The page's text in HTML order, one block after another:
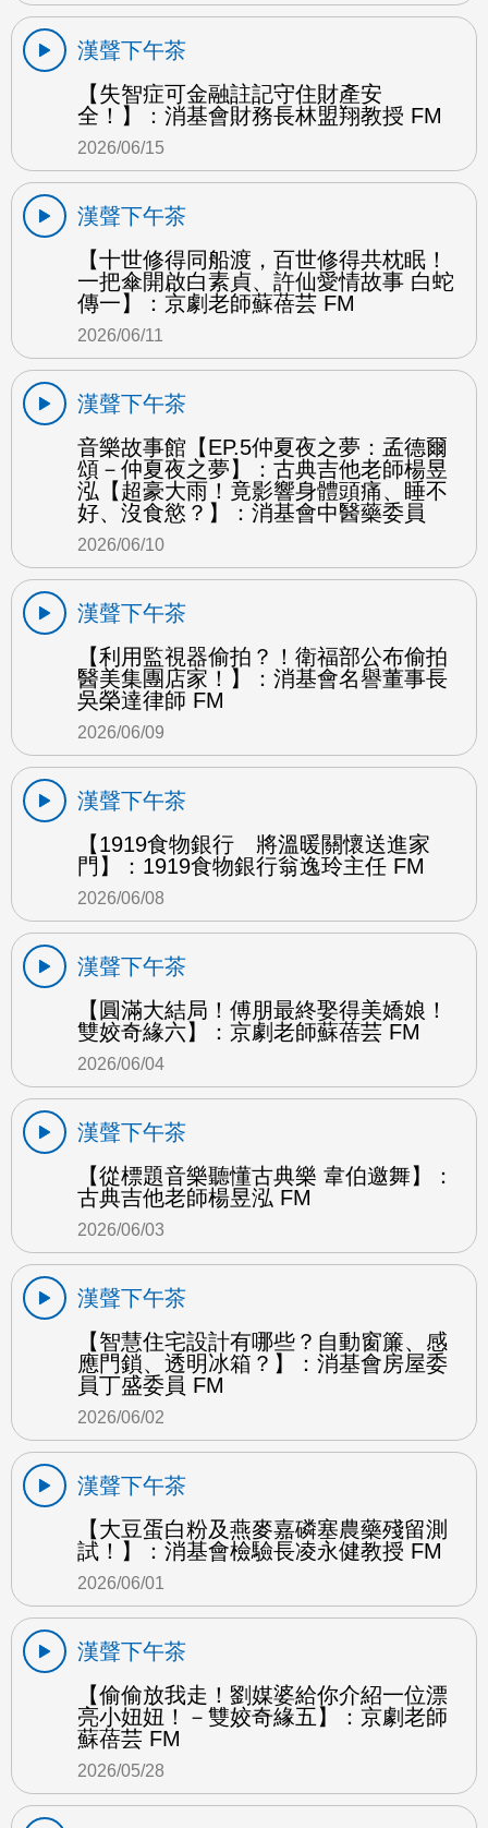
漢聲下午茶
【失智症可金融註記守住財產安
全！】：消基會財務長林盟翔教授 FM
2026/06/15
漢聲下午茶
【十世修得同船渡，百世修得共枕眠！
一把傘開啟白素貞、許仙愛情故事 白蛇
傳一】：京劇老師蘇蓓芸 FM
2026/06/11
漢聲下午茶
音樂故事館【EP.5仲夏夜之夢：孟德爾
頌－仲夏夜之夢】：古典吉他老師楊昱
泓【超豪大雨！竟影響身體頭痛、睡不
好、沒食慾？】：消基會中醫藥委員
2026/06/10
漢聲下午茶
【利用監視器偷拍？！衛福部公布偷拍
醫美集團店家！】：消基會名譽董事長
吳榮達律師 FM
2026/06/09
漢聲下午茶
【1919食物銀行 將溫暖關懷送進家
門】：1919食物銀行翁逸玲主任 FM
2026/06/08
漢聲下午茶
【圓滿大結局！傅朋最終娶得美嬌娘！
雙姣奇緣六】：京劇老師蘇蓓芸 FM
2026/06/04
漢聲下午茶
【從標題音樂聽懂古典樂 韋伯邀舞】：
古典吉他老師楊昱泓 FM
2026/06/03
漢聲下午茶
【智慧住宅設計有哪些？自動窗簾、感
應門鎖、透明冰箱？】：消基會房屋委
員丁盛委員 FM
2026/06/02
漢聲下午茶
【大豆蛋白粉及燕麥嘉磷塞農藥殘留測
試！】：消基會檢驗長凌永健教授 FM
2026/06/01
漢聲下午茶
【偷偷放我走！劉媒婆給你介紹一位漂
亮小妞妞！－雙姣奇緣五】：京劇老師
蘇蓓芸 FM
2026/05/28